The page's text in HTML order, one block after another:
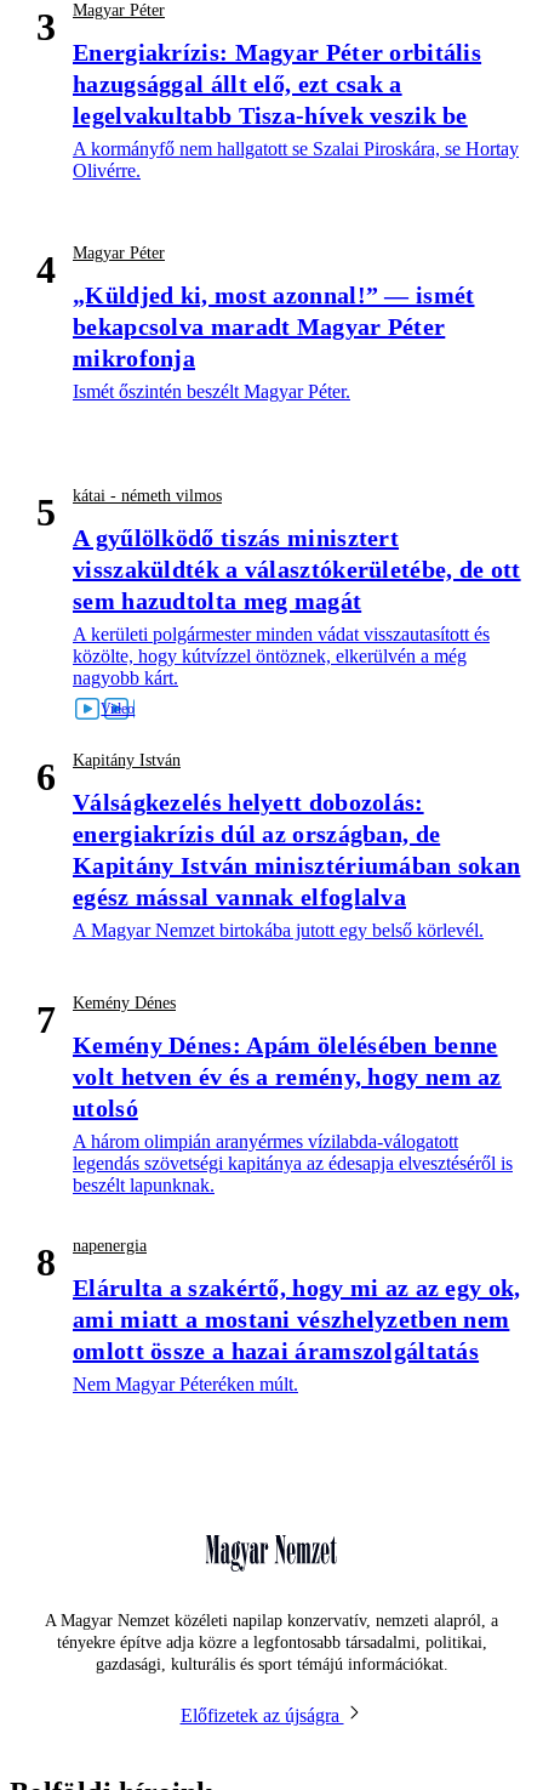
3 Magyar Péter
Energiakrízis: Magyar Péter orbitális
hazugsággal állt elő, ezt csak a
legelvakultabb Tisza-hívek veszik be
A kormányfő nem hallgatott se Szalai Piroskára, se Hortay
Olivérre.
4 Magyar Péter
„Küldjed ki, most azonnal!” — ismét
bekapcsolva maradt Magyar Péter
mikrofonja
Ismét őszintén beszélt Magyar Péter.
5 kátai - németh vilmos
A gyűlölködő tiszás minisztert
visszaküldték a választókerületébe, de ott
sem hazudtolta meg magát
A kerületi polgármester minden vádat visszautasított és
közölte, hogy kútvízzel öntöznek, elkerülvén a még
nagyobb kárt.
6 Kapitány István
Válságkezelés helyett dobozolás:
energiakrízis dúl az országban, de
Kapitány István minisztériumában sokan
egész mással vannak elfoglalva
A Magyar Nemzet birtokába jutott egy belső körlevél.
7 Kemény Dénes
Kemény Dénes: Apám ölelésében benne
volt hetven év és a remény, hogy nem az
utolsó
A három olimpián aranyérmes vízilabda-válogatott
legendás szövetségi kapitánya az édesapja elvesztéséről is
beszélt lapunknak.
8 napenergia
Elárulta a szakértő, hogy mi az az egy ok,
ami miatt a mostani vészhelyzetben nem
omlott össze a hazai áramszolgáltatás
Nem Magyar Péteréken múlt.
A Magyar Nemzet közéleti napilap konzervatív, nemzeti alapról, a
tényekre építve adja közre a legfontosabb társadalmi, politikai,
gazdasági, kulturális és sport témájú információkat.
Előfizetek az újságra